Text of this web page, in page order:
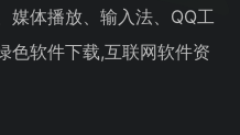
媒体播放、输入法、QQ工
色软件下载,互联网软件资